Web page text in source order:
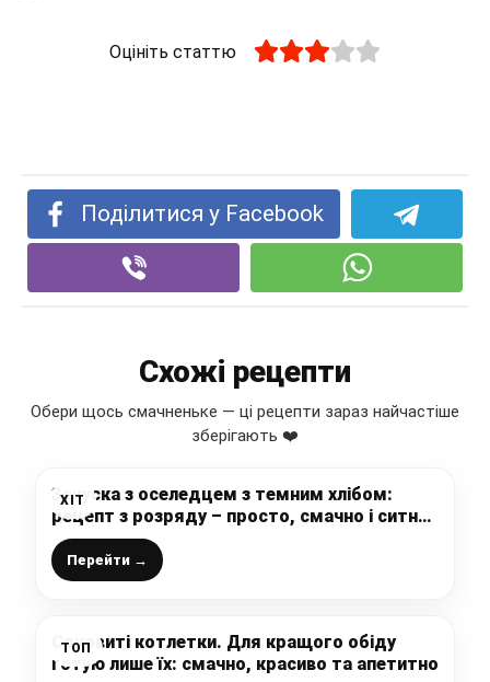
Оцініть статтю
Поділитися у Facebook
Схожі рецепти
Обери щось смачненьке — ці рецепти зараз найчастіше
зберігають ❤️
ХІТ
Закуска з оселедцем з темним хлібом:
рецепт з розряду – просто, смачно і ситно,
подаю до будь-якого столу
Перейти →
ТОП
Соковиті котлетки. Для кращого обіду
готую лише їх: смачно, красиво та апетитно